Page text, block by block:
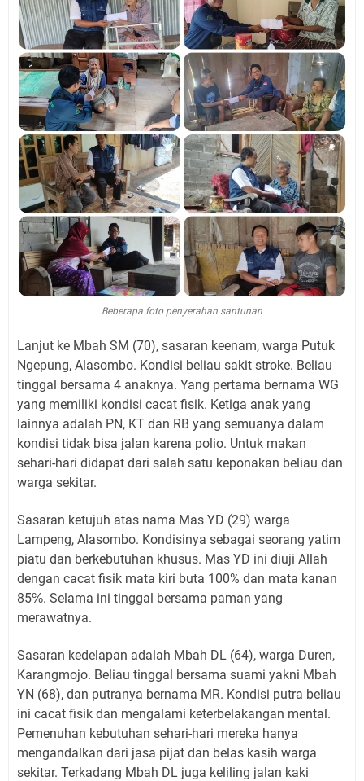
Beberapa foto penyerahan santunan
Lanjut ke Mbah SM (70), sasaran keenam, warga Putuk
Ngepung, Alasombo. Kondisi beliau sakit stroke. Beliau
tinggal bersama 4 anaknya. Yang pertama bernama WG
yang memiliki kondisi cacat fisik. Ketiga anak yang
lainnya adalah PN, KT dan RB yang semuanya dalam
kondisi tidak bisa jalan karena polio. Untuk makan
sehari-hari didapat dari salah satu keponakan beliau dan
warga sekitar.
Sasaran ketujuh atas nama Mas YD (29) warga
Lampeng, Alasombo. Kondisinya sebagai seorang yatim
piatu dan berkebutuhan khusus. Mas YD ini diuji Allah
dengan cacat fisik mata kiri buta 100% dan mata kanan
85℅. Selama ini tinggal bersama paman yang
merawatnya.
Sasaran kedelapan adalah Mbah DL (64), warga Duren,
Karangmojo. Beliau tinggal bersama suami yakni Mbah
YN (68), dan putranya bernama MR. Kondisi putra beliau
ini cacat fisik dan mengalami keterbelakangan mental.
Pemenuhan kebutuhan sehari-hari mereka hanya
mengandalkan dari jasa pijat dan belas kasih warga
sekitar. Terkadang Mbah DL juga keliling jalan kaki